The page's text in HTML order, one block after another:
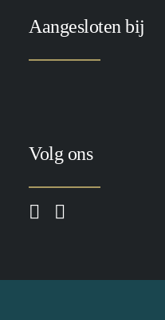
Aangesloten bij
Volg ons